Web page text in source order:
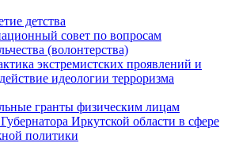
детства
совет по вопросам
(волонтерства)
экстремистских проявлений и
идеологии терроризма
гранты физическим лицам
Иркутской области в сфере
политики